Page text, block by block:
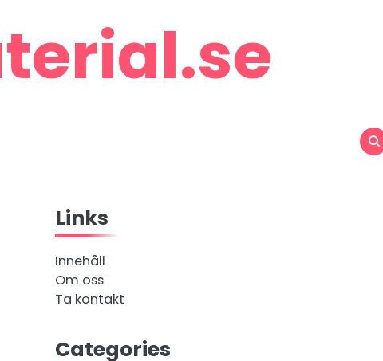
Links
Innehåll
Om oss
Ta kontakt
Categories